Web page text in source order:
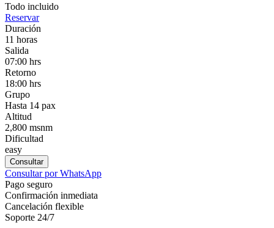
Todo incluido
Reservar
Duración
11 horas
Salida
07:00 hrs
Retorno
18:00 hrs
Grupo
Hasta 14 pax
Altitud
2,800 msnm
Dificultad
easy
Consultar
Consultar por WhatsApp
Pago seguro
Confirmación inmediata
Cancelación flexible
Soporte 24/7